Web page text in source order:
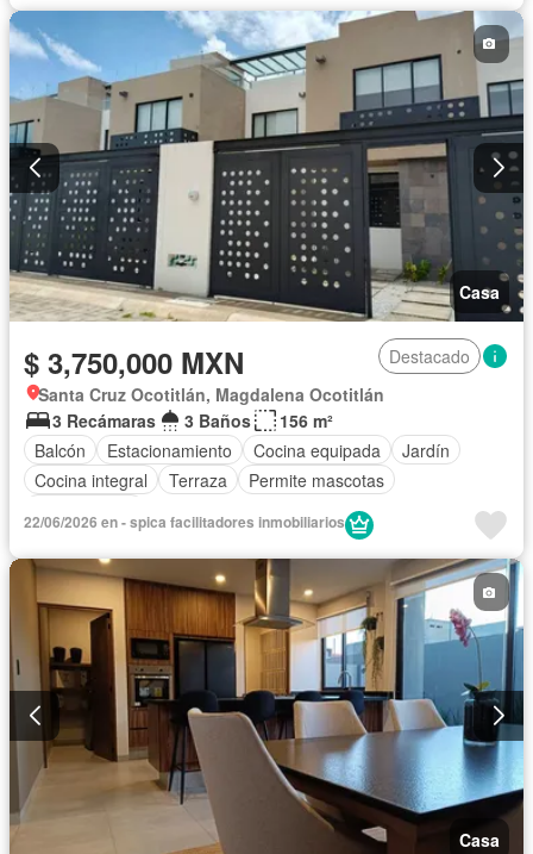
Casa
$ 3,750,000 MXN
Destacado
Santa Cruz Ocotitlán, Magdalena Ocotitlán
3 Recámaras
3 Baños
156 m²
Balcón
Estacionamiento Cocina equipada
Jardín
Cocina integral
Terraza
Permite mascotas
22/06/2026 en - spica facilitadores inmobiliarios
Casa